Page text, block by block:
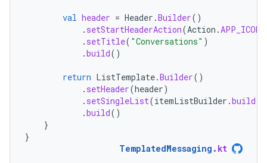
val header = Header .Builder()
. setStartHeaderAction(Action .APP_ICON
. setTitle( "Conversations" )
.build()
return ListTemplate.Builder()
. setHeader(header)
. setSingleList(itemListBuilder .build
.build()
}
}
TemplatedMessaging . kt